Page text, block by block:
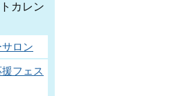
カレン
ロン
フェス